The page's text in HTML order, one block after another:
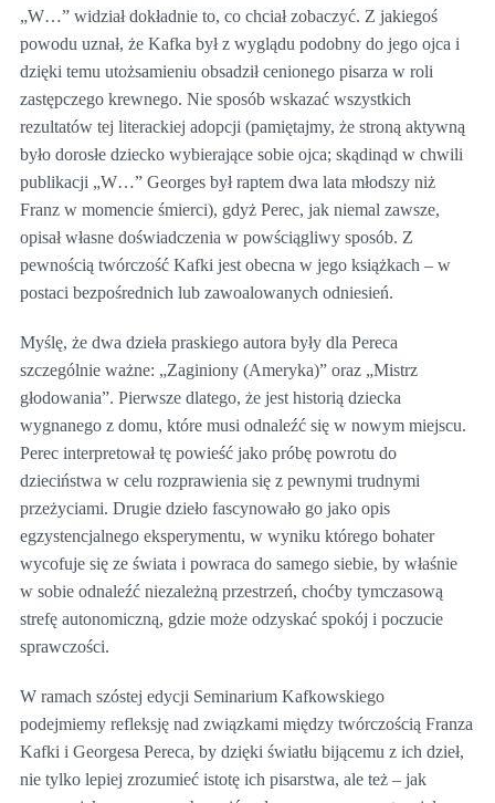
„W…” widział dokładnie to, co chciał zobaczyć. Z jakiegoś
powodu uznał, że Kafka był z wyglądu podobny do jego ojca i
dzięki temu utożsamieniu obsadził cenionego pisarza w roli
zastępczego krewnego. Nie sposób wskazać wszystkich
rezultatów tej literackiej adopcji (pamiętajmy, że stroną aktywną
było dorosłe dziecko wybierające sobie ojca; skądinąd w chwili
publikacji „W…” Georges był raptem dwa lata młodszy niż
Franz w momencie śmierci), gdyż Perec, jak niemal zawsze,
opisał własne doświadczenia w powściągliwy sposób. Z
pewnością twórczość Kafki jest obecna w jego książkach – w
postaci bezpośrednich lub zawoalowanych odniesień.
Myślę, że dwa dzieła praskiego autora były dla Pereca
szczególnie ważne: „Zaginiony (Ameryka)” oraz „Mistrz
głodowania”. Pierwsze dlatego, że jest historią dziecka
wygnanego z domu, które musi odnaleźć się w nowym miejscu.
Perec interpretował tę powieść jako próbę powrotu do
dzieciństwa w celu rozprawienia się z pewnymi trudnymi
przeżyciami. Drugie dzieło fascynowało go jako opis
egzystencjalnego eksperymentu, w wyniku którego bohater
wycofuje się ze świata i powraca do samego siebie, by właśnie
w sobie odnaleźć niezależną przestrzeń, choćby tymczasową
strefę autonomiczną, gdzie może odzyskać spokój i poczucie
sprawczości.
W ramach szóstej edycji Seminarium Kafkowskiego
podejmiemy refleksję nad związkami między twórczością Franza
Kafki i Georgesa Pereca, by dzięki światłu bijącemu z ich dzieł,
nie tylko lepiej zrozumieć istotę ich pisarstwa, ale też – jak